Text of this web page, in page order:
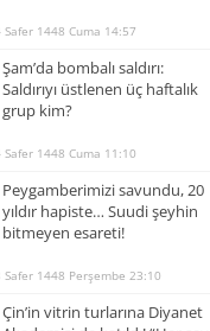
1448 Cuma 14:57
Şam’da bombalı saldırı:
Saldırıyı üstlenen üç haftalık
grup kim?
1448 Cuma 11:10
Peygamberimizi savundu, 20
yıldır hapiste… Suudi şeyhin
bitmeyen esareti!
1448 Perşembe 23:10
Çin’in vitrin turlarına Diyanet